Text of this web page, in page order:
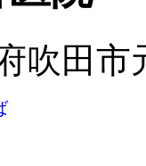
吹田